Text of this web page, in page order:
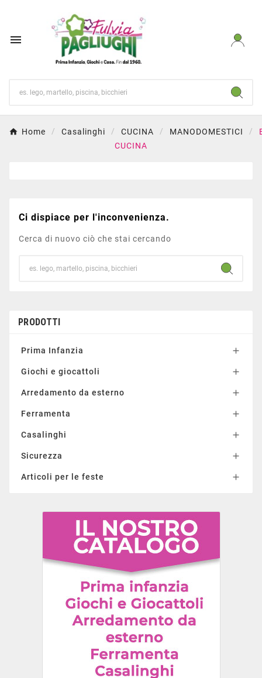

Home Casalinghi CUCINA MANODOMESTICI
CUCINA
Ci dispiace per l'inconvenienza.
Cerca di nuovo ciò che stai cercando
PRODOTTI
Prima Infanzia 
Giochi e giocattoli 
Arredamento da esterno 
Ferramenta 
Casalinghi 
Sicurezza 
Articoli per le feste 